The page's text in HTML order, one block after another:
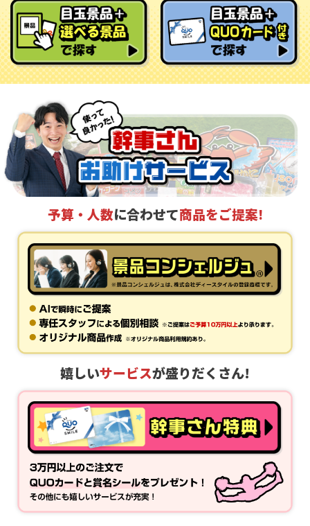
予算・人数に合わせて商品をご提案!
嬉しいサービスが盛りだくさん!